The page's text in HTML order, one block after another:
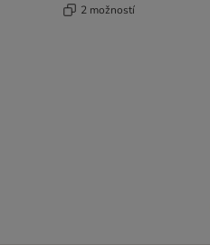
2 možností